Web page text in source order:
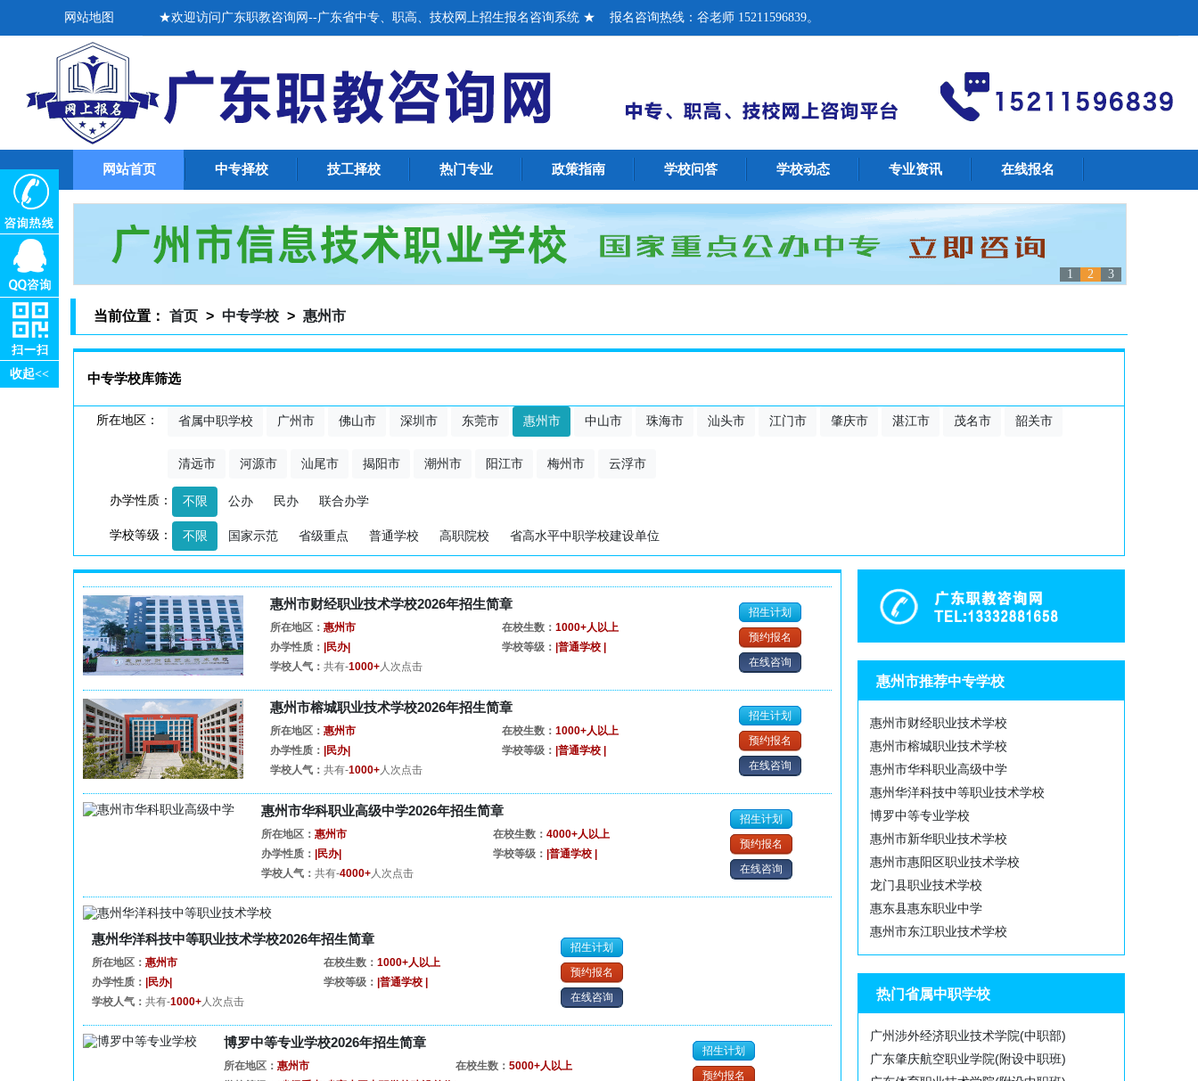
网站地图 ★欢迎访问广东职教咨询网--广东省中专、职高、技校网上招生报名咨询系统 ★ 报名咨询热线：谷老师 15211596839。
网站首页 中专择校 技工择校 热门专业 政策指南 学校问答 学校动态 专业资讯 在线报名
1 2 3
当前位置： 首页 > 中专学校 > 惠州市
中专学校库筛选
所在地区： 省属中职学校 广州市 佛山市 深圳市 东莞市 惠州市 中山市 珠海市 汕头市 江门市 肇庆市 湛江市 茂名市 韶关市
清远市 河源市 汕尾市 揭阳市 潮州市 阳江市 梅州市 云浮市
办学性质： 不限 公办 民办 联合办学
学校等级： 不限 国家示范 省级重点 普通学校 高职院校 省高水平中职学校建设单位
惠州市财经职业技术学校2026年招生简章
在校生数： 1000+人以上
所在地区： 惠州市
学校等级： |普通学校 |
办学性质：
|民办|
学校人气： 共有-1000+人次点击
招生计划
预约报名
在线咨询
惠州市榕城职业技术学校2026年招生简章
在校生数： 1000+人以上
所在地区： 惠州市
学校等级： |普通学校 |
办学性质：
|民办|
学校人气： 共有-1000+人次点击
招生计划
预约报名
在线咨询
惠州市华科职业高级中学2026年招生简章
在校生数： 4000+人以上
所在地区： 惠州市
学校等级： |普通学校 |
办学性质：
|民办|
学校人气： 共有-4000+人次点击
招生计划
预约报名
在线咨询
惠州华洋科技中等职业技术学校2026年招生简章
在校生数： 1000+人以上
所在地区： 惠州市
学校等级： |普通学校 |
办学性质：
|民办|
学校人气： 共有-1000+人次点击
招生计划
预约报名
在线咨询
博罗中等专业学校2026年招生简章
在校生数： 5000+人以上
所在地区： 惠州市
招生计划
预约报名
惠州市推荐中专学校
惠州市财经职业技术学校
惠州市榕城职业技术学校
惠州市华科职业高级中学
惠州华洋科技中等职业技术学校
博罗中等专业学校
惠州市新华职业技术学校
惠州市惠阳区职业技术学校
龙门县职业技术学校
惠东县惠东职业中学
惠州市东江职业技术学校
热门省属中职学校
广州涉外经济职业技术学院(中职部)
广东肇庆航空职业学院(附设中职班)
收起<<